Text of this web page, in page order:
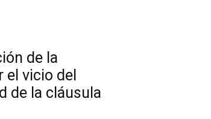
de la
vicio del
de la cláusula